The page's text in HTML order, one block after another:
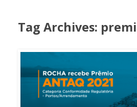
Tag Archives: